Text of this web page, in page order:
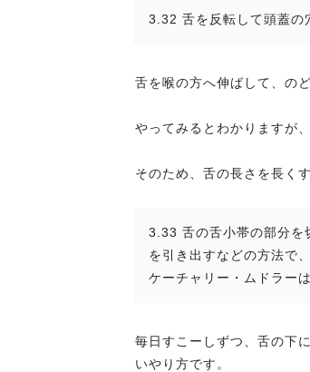
3.32 舌を反転して頭蓋の
舌を喉の方へ伸ばして、の
やってみるとわかりますが
そのため、舌の長さを長く
3.33 舌の舌小帯の部分を
を引き出すなどの方法で
ケーチャリー・ムドラー
毎日すこーしずつ、舌の下
いやり方です。